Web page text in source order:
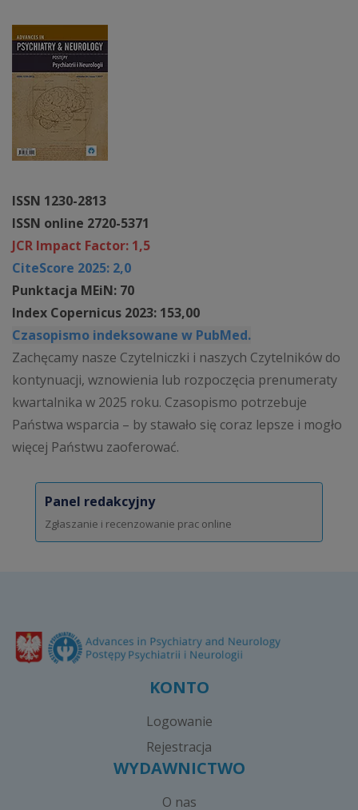
ISSN 1230-2813
ISSN online 2720-5371
JCR Impact Factor: 1,5
CiteScore 2025: 2,0
Punktacja MEiN: 70
Index Copernicus 2023: 153,00
Czasopismo indeksowane w PubMed.
Zachęcamy nasze Czytelniczki i naszych Czytelników do
kontynuacji, wznowienia lub rozpoczęcia prenumeraty
kwartalnika w 2025 roku. Czasopismo potrzebuje
Państwa wsparcia – by stawało się coraz lepsze i mogło
więcej Państwu zaoferować.
Panel redakcyjny
Zgłaszanie i recenzowanie prac online
KONTO
Logowanie
Rejestracja
WYDAWNICTWO
O nas